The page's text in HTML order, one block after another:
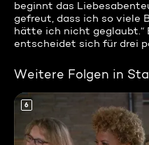
beginnt das
gefreut, dass ich so viele
hätte ich nicht geglaubt.“
entscheidet sich für drei
Weitere Folgen in
6